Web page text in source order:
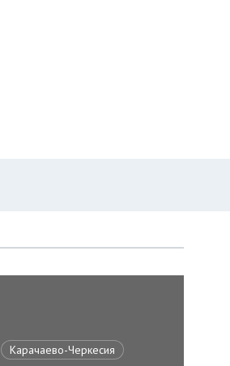
Карачаево-Черкесия